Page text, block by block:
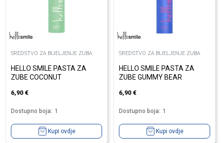
SREDSTVO ZA BIJELJENJE ZUBA
HELLO SMILE PASTA ZA
ZUBE COCONUT
6,90 €
Dostupno boja: 1
Kupi ovdje
SREDSTVO ZA BIJELJENJE ZUBA
HELLO SMILE PASTA ZA
ZUBE GUMMY BEAR
6,90 €
Dostupno boja: 1
Kupi ovdje